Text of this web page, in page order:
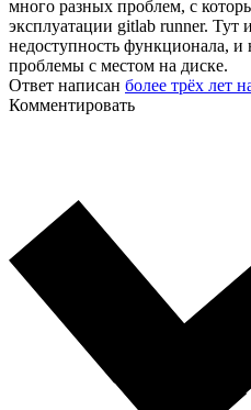
много разных проблем, с
эксплуатации gitlab runner. Тут
недоступность функционала, и
проблемы с местом на диске.
Ответ написан более трёх лет
Комментировать